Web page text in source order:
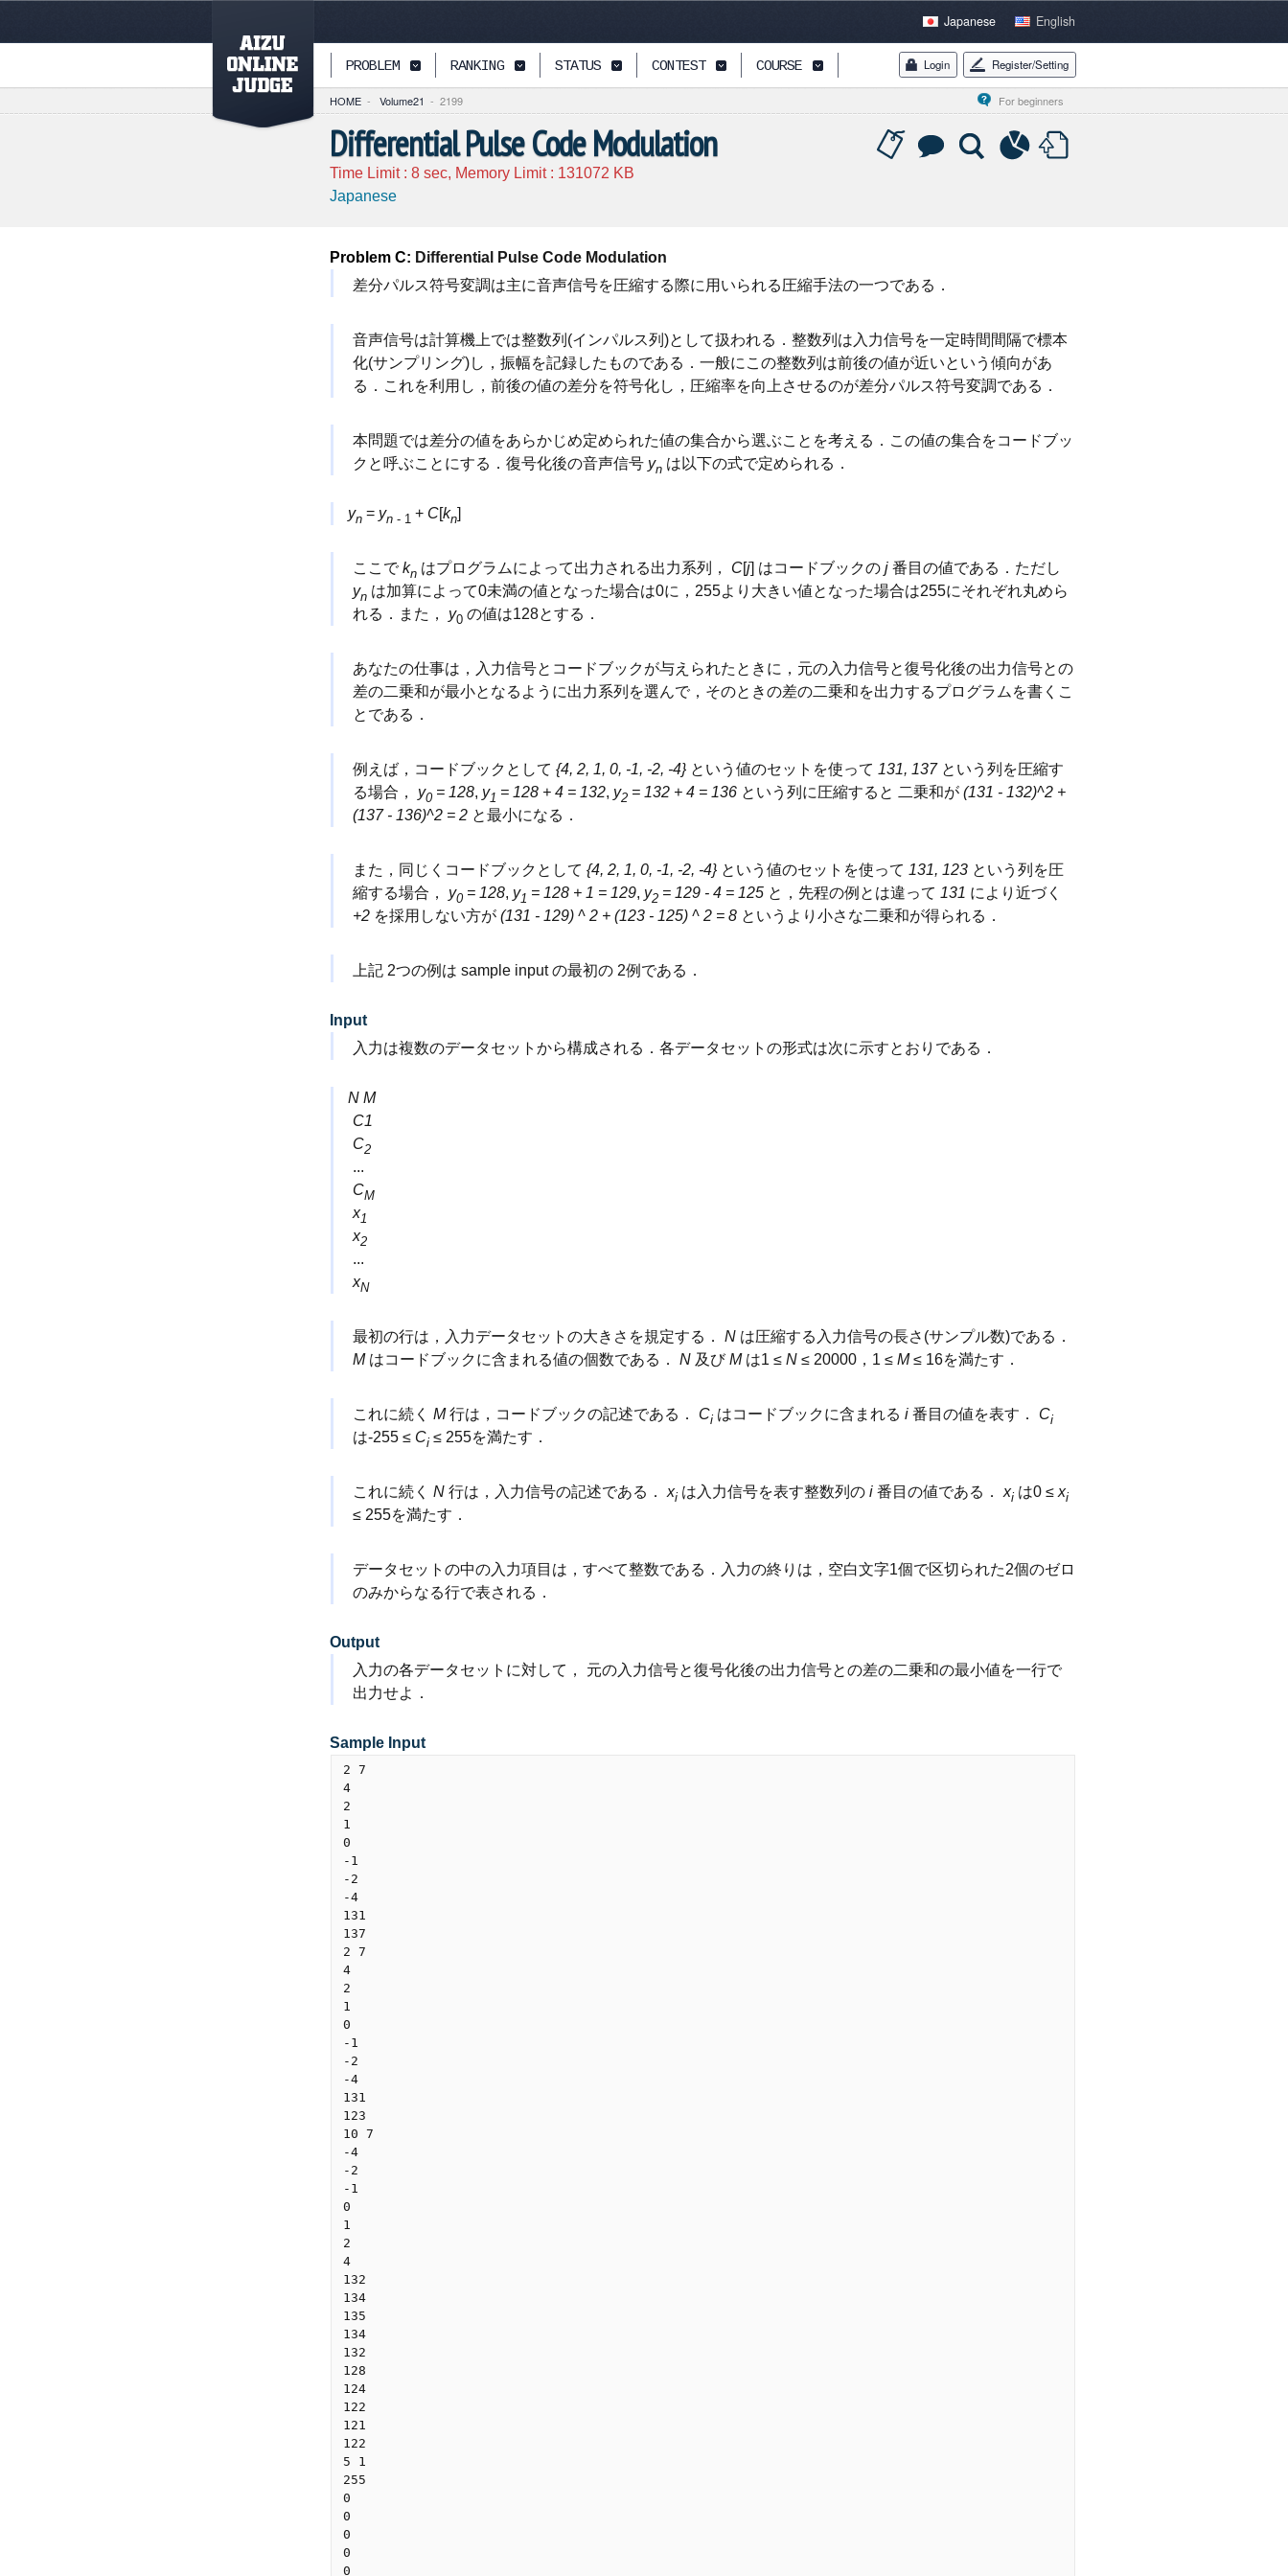
PAGETOP PROBLEM RANKING STATUS CONTEST COURSE Login Register/Setting
Japanese English
For beginners
HOME - Volume21 - 2199
Differential Pulse Code Modulation
Time Limit : 8 sec, Memory Limit : 131072 KB
Japanese
Problem C: Differential Pulse Code Modulation
差分パルス符号変調は主に音声信号を圧縮する際に用いられる圧縮手法の一つである．
音声信号は計算機上では整数列(インパルス列)として扱われる．整数列は入力信号を一定時間間隔で標本
化(サンプリング)し，振幅を記録したものである．一般にこの整数列は前後の値が近いという傾向があ
る．これを利用し，前後の値の差分を符号化し，圧縮率を向上させるのが差分パルス符号変調である．
本問題では差分の値をあらかじめ定められた値の集合から選ぶことを考える．この値の集合をコードブッ
クと呼ぶことにする．復号化後の音声信号 yn は以下の式で定められる．
yn = yn - 1 + C[kn]
ここでkn はプログラムによって出力される出力系列， C[j] はコードブックの j 番目の値である．ただし
yn は加算によって0未満の値となった場合は0に，255より大きい値となった場合は255にそれぞれ丸めら
れる．また， y0 の値は128とする．
あなたの仕事は，入力信号とコードブックが与えられたときに，元の入力信号と復号化後の出力信号との
差の二乗和が最小となるように出力系列を選んで，そのときの差の二乗和を出力するプログラムを書くこ
とである．
例えば，コードブックとして {4, 2, 1, 0, -1, -2, -4} という値のセットを使って 131, 137という列を圧縮す
る場合， y0 = 128, y1 = 128 + 4 = 132, y2 = 132 + 4 = 136 という列に圧縮すると 二乗和が (131 - 132)^2 +
(137 - 136)^2 = 2 と最小になる．
また，同じくコードブックとして {4, 2, 1, 0, -1, -2, -4} という値のセットを使って 131, 123 という列を圧
縮する場合， y0 = 128, y1 = 128 + 1 = 129, y2 = 129 - 4 = 125 と，先程の例とは違って 131 により近づく
+2 を採用しない方が (131 - 129) ^ 2 + (123 - 125) ^ 2 = 8 というより小さな二乗和が得られる．
上記 2つの例は sample input の最初の 2例である．
Input
入力は複数のデータセットから構成される．各データセットの形式は次に示すとおりである．
N M
C1
C2
...
CM
x1
x2
...
xN
最初の行は，入力データセットの大きさを規定する． N は圧縮する入力信号の長さ(サンプル数)である．
Mはコードブックに含まれる値の個数である． N 及びMは1 ≤ N ≤ 20000，1 ≤ M≤ 16を満たす．
これに続く M行は，コードブックの記述である． Ci はコードブックに含まれる i 番目の値を表す． Ci
は-255 ≤ Ci ≤ 255を満たす．
これに続く N 行は，入力信号の記述である． xi は入力信号を表す整数列の i 番目の値である． xi は0 ≤ xi
≤ 255を満たす．
データセットの中の入力項目は，すべて整数である．入力の終りは，空白文字1個で区切られた2個のゼロ
のみからなる行で表される．
Output
入力の各データセットに対して， 元の入力信号と復号化後の出力信号との差の二乗和の最小値を一行で
出力せよ．
Sample Input
2 7
4
2
1
0
-1
-2
-4
131
137
2 7
4
2
1
0
-1
-2
-4
131
123
10 7
-4
-2
-1
0
1
2
4
132
134
135
134
132
128
124
122
121
122
5 1
255
0
0
0
0
0